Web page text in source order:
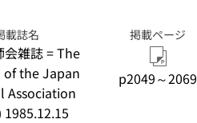
載誌名
会雑誌 = The
the Japan
Association
1985.12.15
掲載ページ
p2049～2069